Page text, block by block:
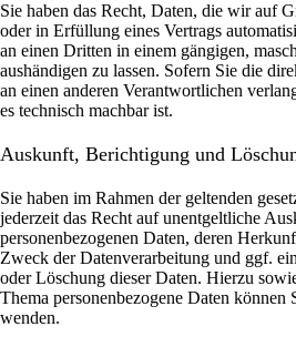
Sie haben das Recht, Daten, die wir auf
oder in Erfüllung eines Vertrags
an einen Dritten in einem gängigen,
aushändigen zu lassen. Sofern Sie die
an einen anderen Verantwortlichen
es technisch machbar ist.
Auskunft, Berichtigung und
Sie haben im Rahmen der geltenden
jederzeit das Recht auf unentgeltliche
personenbezogenen Daten, deren
Zweck der Datenverarbeitung und ggf.
oder Löschung dieser Daten. Hierzu
Thema personenbezogene Daten können
wenden.